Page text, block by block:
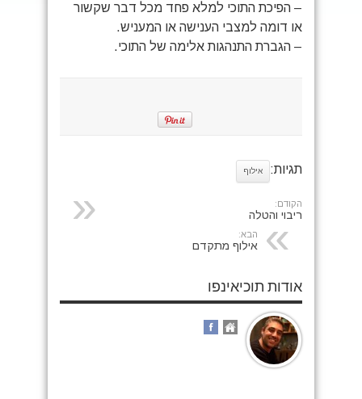
– הפיכת התוכי למלא פחד מכל דבר שקשור
או דומה למצבי הענישה או המעניש.
– הגברת התנהגות אלימה של התוכי.
תגיות: אילוף
הקודם:
ריבוי והטלה
הבא:
אילוף מתקדם
אודות תוכיאינפו